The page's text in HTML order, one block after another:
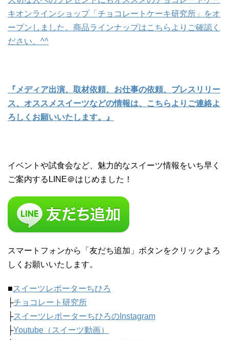
キオンラインショップ「チョコレートケーキ研究所」をオ
ープンしました。商品ラインナップはこちらよりご確認く
ださい。^^
『メディア出演、取材依頼、お仕事の依頼、プレスリリー
ス、オススメスイーツなどの情報は、こちらよりご連絡よ
ろしくお願いいたします。』
イベントや試食会など、魅力的なスイーツ情報をいち早く
ご案内するLINE＠はじめました！
スマートフォンから「友だち追加」ボタンをクリックよろ
しくお願いいたします。
■スイーツレポーターちひろ
├チョコレート研究所
├スイーツレポーターちひろのInstagram
├Youtube（スイーツ動画）